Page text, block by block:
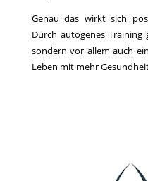
Genau das wirkt sich
Durch autogenes
sondern vor allem auch
Leben mit mehr